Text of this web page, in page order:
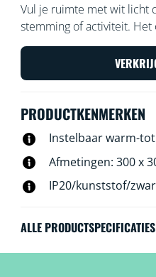
Vul je ruimte met wit licht
stemming of activiteit.
ontwerp en de
dat het comfortabel en
interieur.
PRODUCTKENMERKEN
Instelbaar warm-
Afmetingen: 300 x
IP20/kunststof/
ALLE